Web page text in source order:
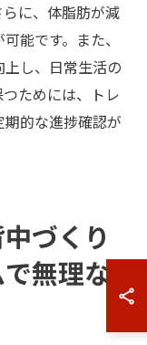
に、体脂肪が減
能です。また、
し、日常生活の
ためには、トレ
的な進捗確認が
づくり
無理な